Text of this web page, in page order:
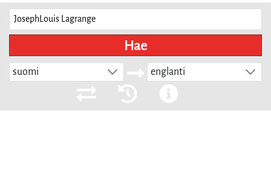
Hae
suomi englanti